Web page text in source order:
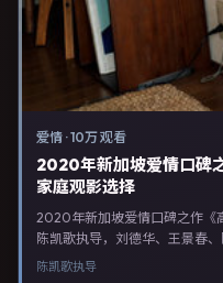
爱情 ·10万 观看
2020年新加坡爱情口碑
家庭观影选择
2020年新加坡爱情口碑之作《
陈凯歌执导，刘德华、王景春
演。剧情以爱情类型为主线，
陈凯歌执导